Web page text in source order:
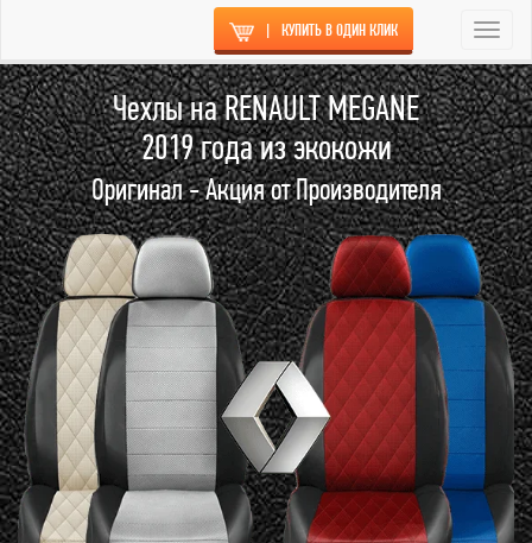
| КУПИТЬ В ОДИН КЛИК
Чехлы на RENAULT MEGANE
2019 года из экокожи
Оригинал - Акция от Производителя